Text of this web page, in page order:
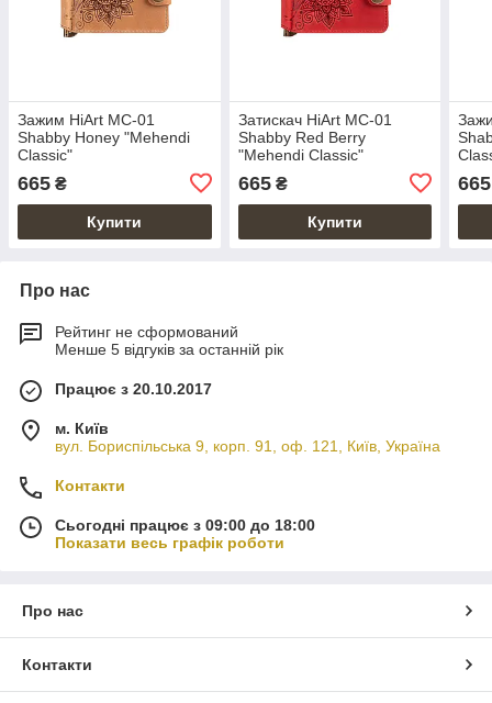
Зажим HiArt MC-01
Shabby Honey "Mehendi
Classic"
665 ₴
Купити
Затискач HiArt MC-01
Shabby Red Berry
"Mehendi Classic"
665₴
Купити
665
Про нас
Рейтинг не сформований
Менше 5 відгуків за останній рік
Працює з 20.10.2017
м. Київ
вул. Бориспільська 9, корп. 91, оф. 121, Київ, Україна
Контакти
Сьогодні працює з 09:00 до 18:00
Показати весь графік роботи
Про нас
Контакти